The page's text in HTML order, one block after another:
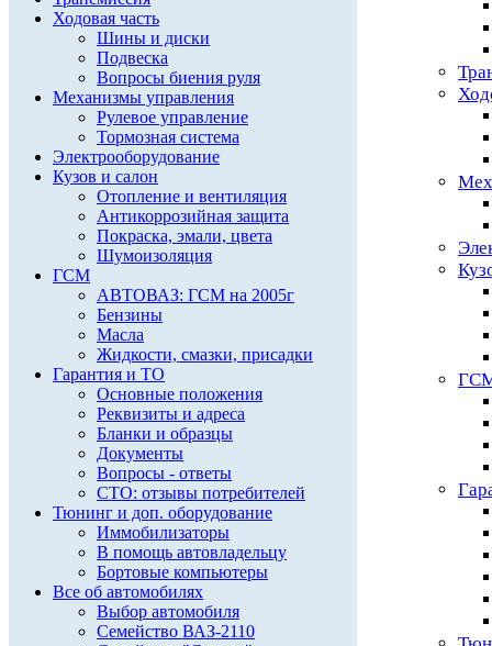
Ходовая часть
Шины и диски
Подвеска
Вопросы биения руля
Механизмы управления
Рулевое управление
Тормозная система
Электрооборудование
Кузов и салон
Отопление и вентиляция
Антикоррозийная защита
Покраска, эмали, цвета
Шумоизоляция
ГСМ
АВТОВАЗ: ГСМ на 2005г
Бензины
Масла
Жидкости, смазки, присадки
Гарантия и ТО
Основные положения
Реквизиты и адреса
Бланки и образцы
Документы
Вопросы - ответы
СТО: отзывы потребителей
Тюнинг и доп. оборудование
Иммобилизаторы
В помощь автовладельцу
Бортовые компьютеры
Все об автомобилях
Выбор автомобиля
Семейство ВАЗ-2110